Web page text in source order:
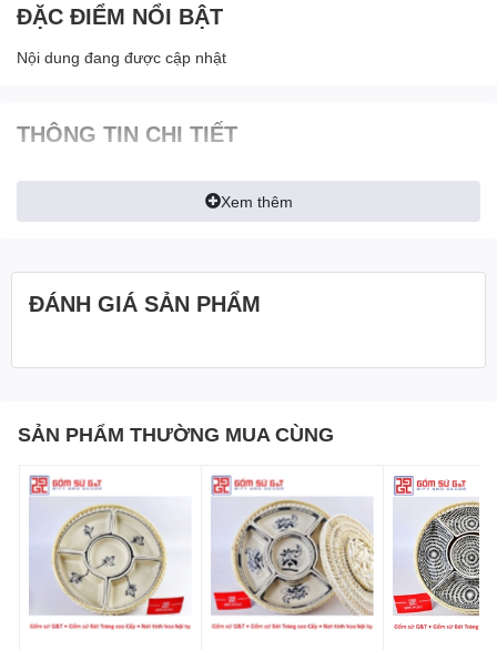
ĐẶC ĐIỂM NỔI BẬT
Nội dung đang được cập nhật
THÔNG TIN CHI TIẾT
Xem thêm
ĐÁNH GIÁ SẢN PHẨM
SẢN PHẨM THƯỜNG MUA CÙNG